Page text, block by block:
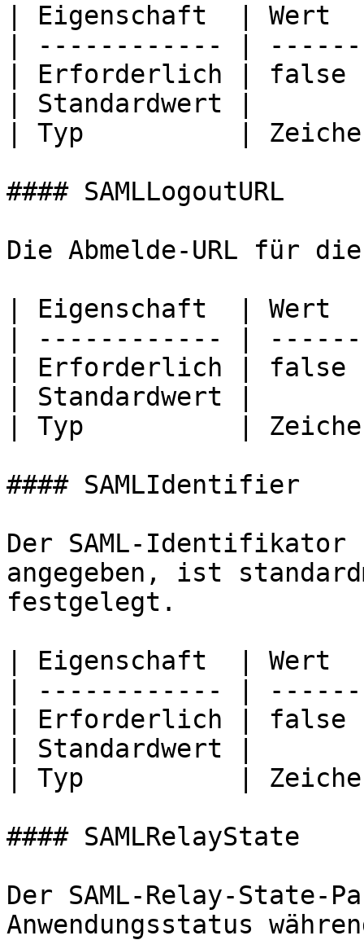
| Eigenschaft  |
| ------------ |
| Erforderlich |
| Standardwert |
| Typ          |
#### SAMLLogoutURL
Die Abmelde-URL für
| Eigenschaft  |
| ------------ |
| Erforderlich |
| Standardwert |
| Typ          |
#### SAMLIdentifier
Der SAML-
angegeben, ist
festgelegt.
| Eigenschaft  |
| ------------ |
| Erforderlich |
| Standardwert |
| Typ          |
#### SAMLRelayState
Der SAML-Relay-State-
Anwendungsstatus